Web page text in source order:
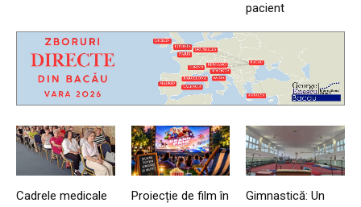
pacient
Cadrele medicale
Proiecție de film în
Gimnastică: Un